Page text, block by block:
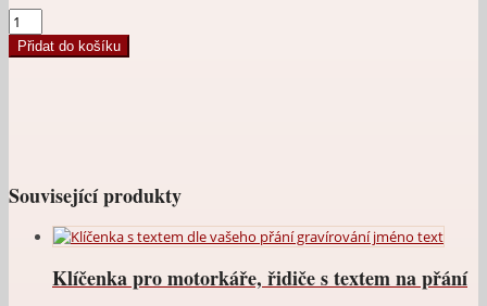
Klíčenka
pro
pejskaře
Přidat do košíku
Související produkty
Klíčenka pro motorkáře, řidiče s textem na přání